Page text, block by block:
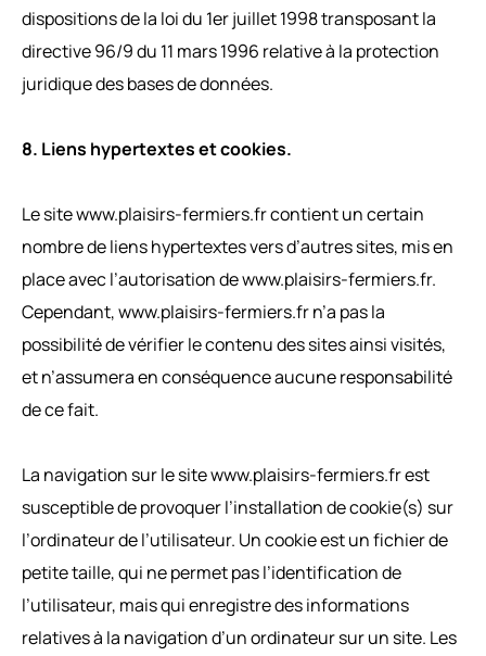
dispositions de la loi du 1er juillet 1998 transposant la
directive 96/9 du 11 mars 1996 relative à la protection
juridique des bases de données.
8. Liens hypertextes et cookies.
Le site www.plaisirs-fermiers.fr contient un certain
nombre de liens hypertextes vers d’autres sites, mis en
place avec l’autorisation de www.plaisirs-fermiers.fr.
Cependant, www.plaisirs-fermiers.fr n’a pas la
possibilité de vérifier le contenu des sites ainsi visités,
et n’assumera en conséquence aucune responsabilité
de ce fait.
La navigation sur le site www.plaisirs-fermiers.fr est
susceptible de provoquer l’installation de cookie(s) sur
l’ordinateur de l’utilisateur. Un cookie est un fichier de
petite taille, qui ne permet pas l’identification de
l’utilisateur, mais qui enregistre des informations
relatives à la navigation d’un ordinateur sur un site. Les